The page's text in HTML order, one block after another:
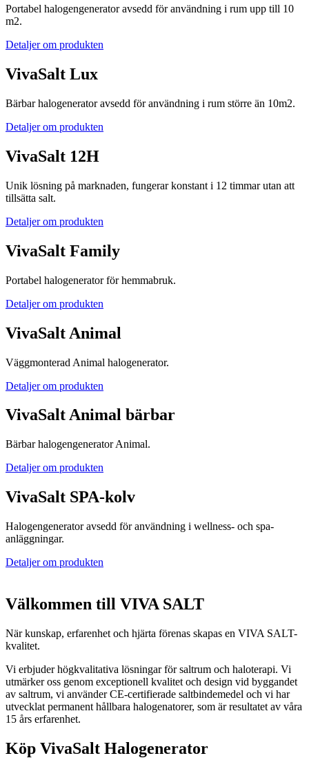
Portabel halogengenerator avsedd för användning i rum upp till 10
m2.
Detaljer om produkten
VivaSalt Lux
Bärbar halogenerator avsedd för användning i rum större än 10m2.
Detaljer om produkten
VivaSalt 12H
Unik lösning på marknaden, fungerar konstant i 12 timmar utan att
tillsätta salt.
Detaljer om produkten
VivaSalt Family
Portabel halogenerator för hemmabruk.
Detaljer om produkten
VivaSalt Animal
Väggmonterad Animal halogenerator.
Detaljer om produkten
VivaSalt Animal bärbar
Bärbar halogengenerator Animal.
Detaljer om produkten
VivaSalt SPA-kolv
Halogengenerator avsedd för användning i wellness- och spa-
anläggningar.
Detaljer om produkten
Välkommen till VIVA SALT
När kunskap, erfarenhet och hjärta förenas skapas en VIVA SALT-
kvalitet.
Vi erbjuder högkvalitativa lösningar för saltrum och haloterapi. Vi
utmärker oss genom exceptionell kvalitet och design vid byggandet
av saltrum, vi använder CE-certifierade saltbindemedel och vi har
utvecklat permanent hållbara halogenatorer, som är resultatet av våra
15 års erfarenhet.
Köp VivaSalt Halogenerator